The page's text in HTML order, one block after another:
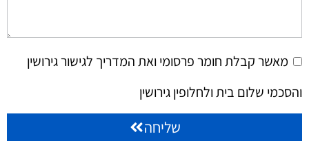
מאשר קבלת חומר פרסומי ואת המדריך לגישור גירושין
והסכמי שלום בית ולחלופין גירושין
שליחה